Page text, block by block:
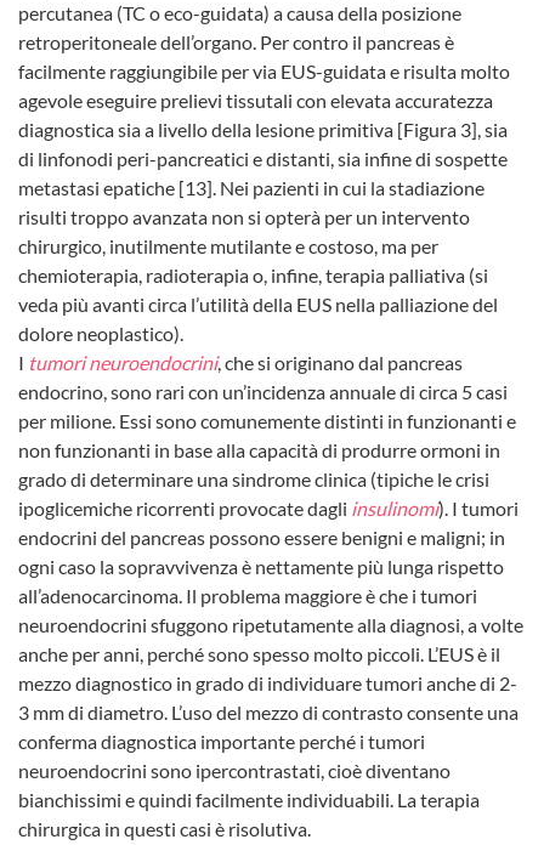
percutanea (TC o eco-guidata) a causa della posizione
retroperitoneale dell’organo. Per contro il pancreas è
facilmente raggiungibile per via EUS-guidata e risulta molto
agevole eseguire prelievi tissutali con elevata accuratezza
diagnostica sia a livello della lesione primitiva [Figura 3], sia
di linfonodi peri-pancreatici e distanti, sia infine di sospette
metastasi epatiche [13]. Nei pazienti in cui la stadiazione
risulti troppo avanzata non si opterà per un intervento
chirurgico, inutilmente mutilante e costoso, ma per
chemioterapia, radioterapia o, infine, terapia palliativa (si
veda più avanti circa l’utilità della EUS nella palliazione del
dolore neoplastico).
I tumori neuroendocrini, che si originano dal pancreas
endocrino, sono rari con un’incidenza annuale di circa 5 casi
per milione. Essi sono comunemente distinti in funzionanti e
non funzionanti in base alla capacità di produrre ormoni in
grado di determinare una sindrome clinica (tipiche le crisi
ipoglicemiche ricorrenti provocate dagli insulinomi). I tumori
endocrini del pancreas possono essere benigni e maligni; in
ogni caso la sopravvivenza è nettamente più lunga rispetto
all’adenocarcinoma. Il problema maggiore è che i tumori
neuroendocrini sfuggono ripetutamente alla diagnosi, a volte
anche per anni, perché sono spesso molto piccoli. L’EUS è il
mezzo diagnostico in grado di individuare tumori anche di 2-
3 mm di diametro. L’uso del mezzo di contrasto consente una
conferma diagnostica importante perché i tumori
neuroendocrini sono ipercontrastati, cioè diventano
bianchissimi e quindi facilmente individuabili. La terapia
chirurgica in questi casi è risolutiva.